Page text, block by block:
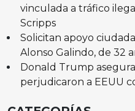
vinculada a tráfico
Scripps
Solicitan apoyo
Alonso Galindo, de 32
Donald Trump
perjudicaron a EEUU